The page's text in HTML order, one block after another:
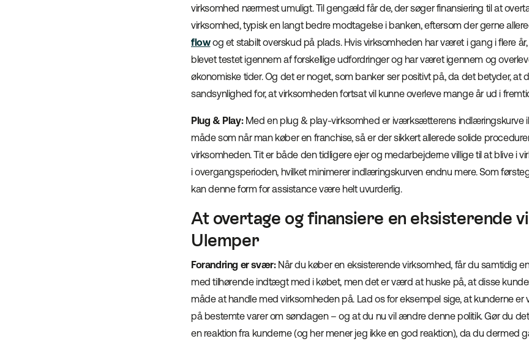
virksomhed nærmest umuligt. Til gengæld får de, der søger finansiering til at
virksomhed, typisk en langt bedre modtagelse i banken, eftersom der gerne
flowog et stabilt overskud på plads. Hvis virksomheden har været i gang i flere
blevet testet igennem af forskellige udfordringer og har været igennem og
økonomiske tider. Og det er noget, som banker ser positivt på, da det betyder, at
sandsynlighed for, at virksomheden fortsat vil kunne overleve mange år ud i
Plug & Play:Med en plug & play-virksomhed er iværksætterens indlæringskurve
måde som når man køber en franchise, så er der sikkert allerede solide
virksomheden. Tit er både den tidligere ejer og medarbejderne villige til at blive i
i overgangsperioden, hvilket minimerer indlæringskurven endnu mere. Som
kan denne form for assistance være helt uvurderlig.
At overtage og finansiere en eksisterende
Ulemper
Forandring er svær:Når du køber en eksisterende virksomhed, får du samtidig
med tilhørende indtægt med i købet, men det er værd at huske på, at disse
måde at handle med virksomheden på. Lad os for eksempel sige, at kunderne er
på bestemte varer om søndagen – og at du nu vil ændre denne politik. Gør du
en reaktion fra kunderne (og her mener jeg ikke en god reaktion), da du dermed